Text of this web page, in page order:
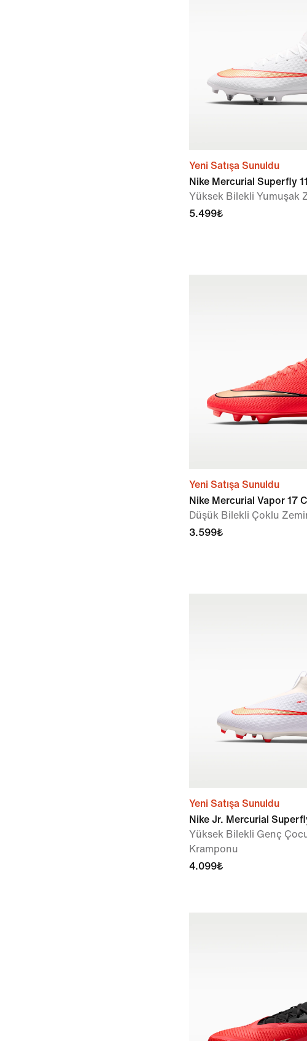
Yeni Satışa Sunuldu
Nike Mercurial Superfly
Yüksek Bilekli Yumuşak
5.499₺
Yeni Satışa Sunuldu
Nike Mercurial Vapor 17
Düşük Bilekli Çoklu
3.599₺
Yeni Satışa Sunuldu
Nike Jr. Mercurial
Yüksek Bilekli Genç
Kramponu
4.099₺